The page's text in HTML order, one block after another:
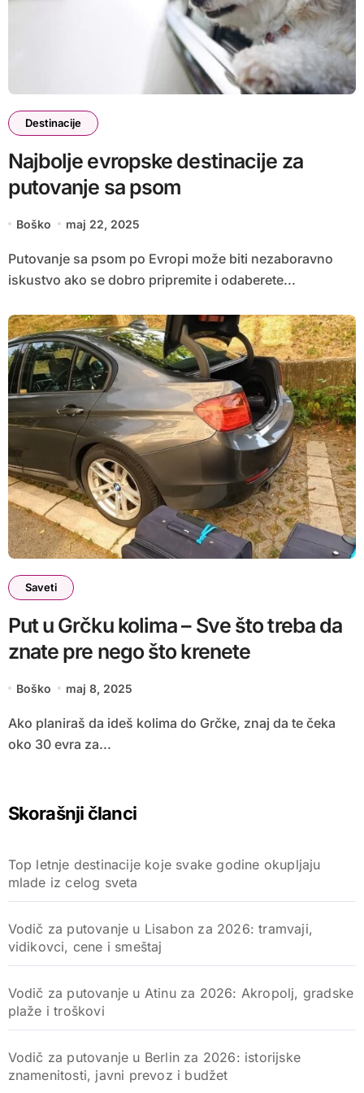
Destinacije
Najbolje evropske destinacije za
putovanje sa psom
Boško maj 22, 2025
Putovanje sa psom po Evropi može biti nezaboravno
iskustvo ako se dobro pripremite i odaberete...
Saveti
Put u Grčku kolima – Sve što treba da
znate pre nego što krenete
Boško maj 8, 2025
Ako planiraš da ideš kolima do Grčke, znaj da te čeka
oko 30 evra za...
Skorašnji članci
Top letnje destinacije koje svake godine okupljaju
mlade iz celog sveta
Vodič za putovanje u Lisabon za 2026: tramvaji,
vidikovci, cene i smeštaj
Vodič za putovanje u Atinu za 2026: Akropolj, gradske
plaže i troškovi
Vodič za putovanje u Berlin za 2026: istorijske
znamenitosti, javni prevoz i budžet